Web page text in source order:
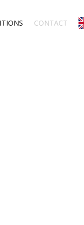
CONTACT